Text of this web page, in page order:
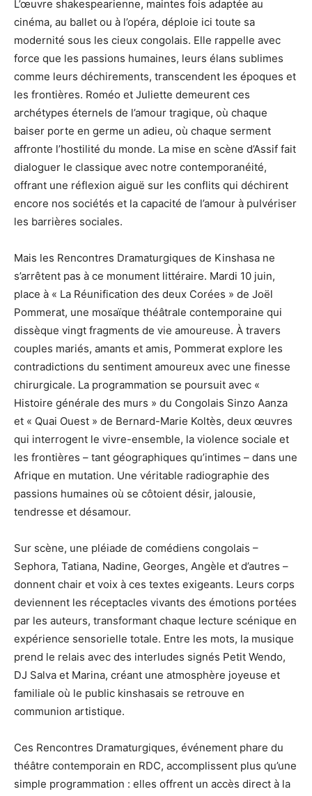
L’œuvre shakespearienne, maintes fois adaptée au
cinéma, au ballet ou à l’opéra, déploie ici toute sa
modernité sous les cieux congolais. Elle rappelle avec
force que les passions humaines, leurs élans sublimes
comme leurs déchirements, transcendent les époques et
les frontières. Roméo et Juliette demeurent ces
archétypes éternels de l’amour tragique, où chaque
baiser porte en germe un adieu, où chaque serment
affronte l’hostilité du monde. La mise en scène d’Assif fait
dialoguer le classique avec notre contemporanéité,
offrant une réflexion aiguë sur les conflits qui déchirent
encore nos sociétés et la capacité de l’amour à pulvériser
les barrières sociales.
Mais les Rencontres Dramaturgiques de Kinshasa ne
s’arrêtent pas à ce monument littéraire. Mardi 10 juin,
place à « La Réunification des deux Corées » de Joël
Pommerat, une mosaïque théâtrale contemporaine qui
dissèque vingt fragments de vie amoureuse. À travers
couples mariés, amants et amis, Pommerat explore les
contradictions du sentiment amoureux avec une finesse
chirurgicale. La programmation se poursuit avec «
Histoire générale des murs » du Congolais Sinzo Aanza
et « Quai Ouest » de Bernard-Marie Koltès, deux œuvres
qui interrogent le vivre-ensemble, la violence sociale et
les frontières – tant géographiques qu’intimes – dans une
Afrique en mutation. Une véritable radiographie des
passions humaines où se côtoient désir, jalousie,
tendresse et désamour.
Sur scène, une pléiade de comédiens congolais –
Sephora, Tatiana, Nadine, Georges, Angèle et d’autres –
donnent chair et voix à ces textes exigeants. Leurs corps
deviennent les réceptacles vivants des émotions portées
par les auteurs, transformant chaque lecture scénique en
expérience sensorielle totale. Entre les mots, la musique
prend le relais avec des interludes signés Petit Wendo,
DJ Salva et Marina, créant une atmosphère joyeuse et
familiale où le public kinshasais se retrouve en
communion artistique.
Ces Rencontres Dramaturgiques, événement phare du
théâtre contemporain en RDC, accomplissent plus qu’une
simple programmation : elles offrent un accès direct à la